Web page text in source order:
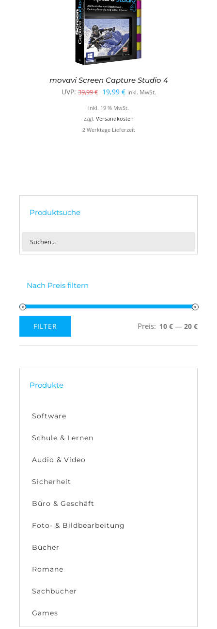
movavi Screen Capture Studio 4
UVP: 39,99€ Ursprünglicher
Preis
war:
39,99 €
19,99 €Aktueller
Preis
ist:
19,99 €.
inkl. MwSt.
inkl. 19 % MwSt.
zzgl. Versandkosten
2 Werktage Lieferzeit
Produktsuche
Nach Preis filtern
Preis
Preis
FILTER Preis: 10 € — 20 €
Produkte
Software
Schule & Lernen
Audio & Video
Sicherheit
Büro & Geschäft
Foto- & Bildbearbeitung
Bücher
Romane
Sachbücher
Games